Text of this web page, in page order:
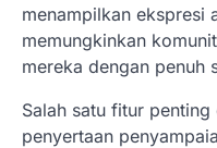
menampilkan ekspresi
memungkinkan
mereka dengan penuh
Salah satu fitur
penyertaan